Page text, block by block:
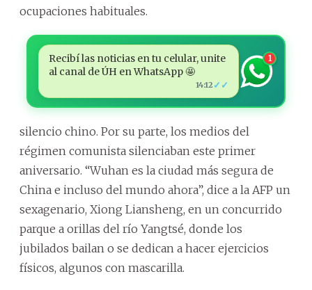
ocupaciones habituales.
Recibí las noticias en tu celular, unite
al canal de ÚH en WhatsApp 🤩
14:12 ✓✓
1
silencio chino. Por su parte, los medios del
régimen comunista silenciaban este primer
aniversario. “Wuhan es la ciudad más segura de
China e incluso del mundo ahora”, dice a la AFP un
sexagenario, Xiong Liansheng, en un concurrido
parque a orillas del río Yangtsé, donde los
jubilados bailan o se dedican a hacer ejercicios
físicos, algunos con mascarilla.